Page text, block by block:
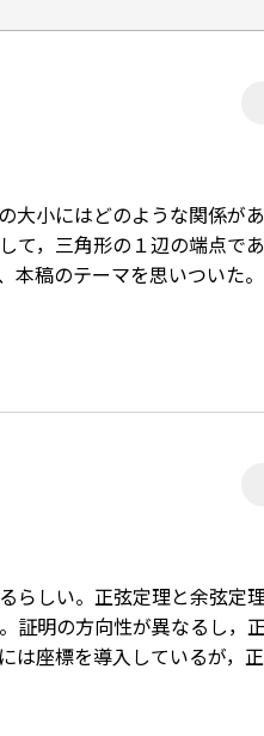
大小にはどのような関係が
て，三角形の１辺の端点で
稿のテーマを思いついた
らしい。正弦定理と余弦定
証明の方向性が異なるし，
座標を導入しているが，
，それらの根っこの部分は